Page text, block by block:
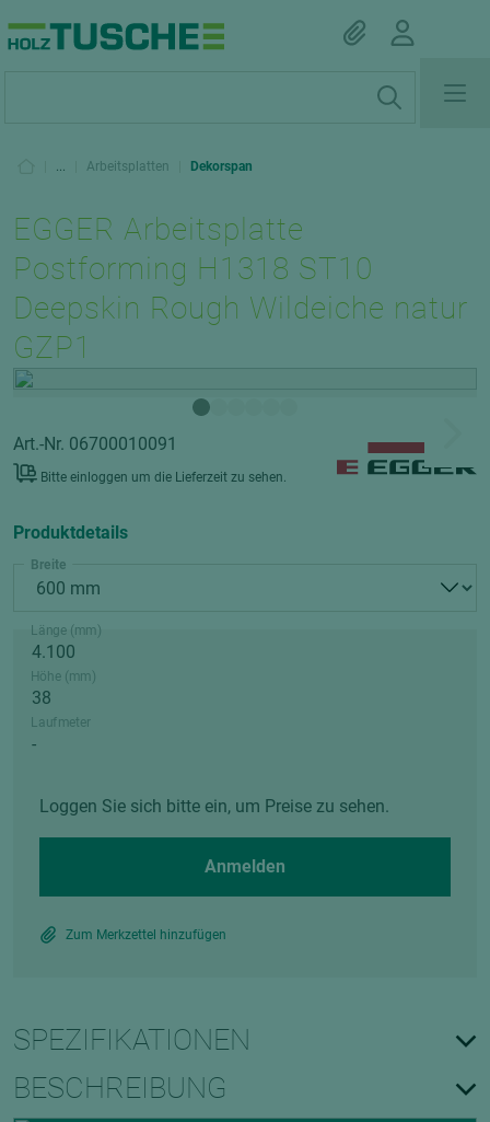
... Arbeitsplatten Dekorspan
EGGER Arbeitsplatte
Postforming H1318 ST10
Deepskin Rough Wildeiche natur
GZP1
Art.-Nr. 06700010091
Bitte einloggen um die Lieferzeit zu sehen.
Produktdetails
Breite
Länge (mm)
Höhe (mm)
Laufmeter
Loggen Sie sich bitte ein, um Preise zu sehen.
Anmelden
Zum Merkzettel hinzufügen
SPEZIFIKATIONEN
BESCHREIBUNG